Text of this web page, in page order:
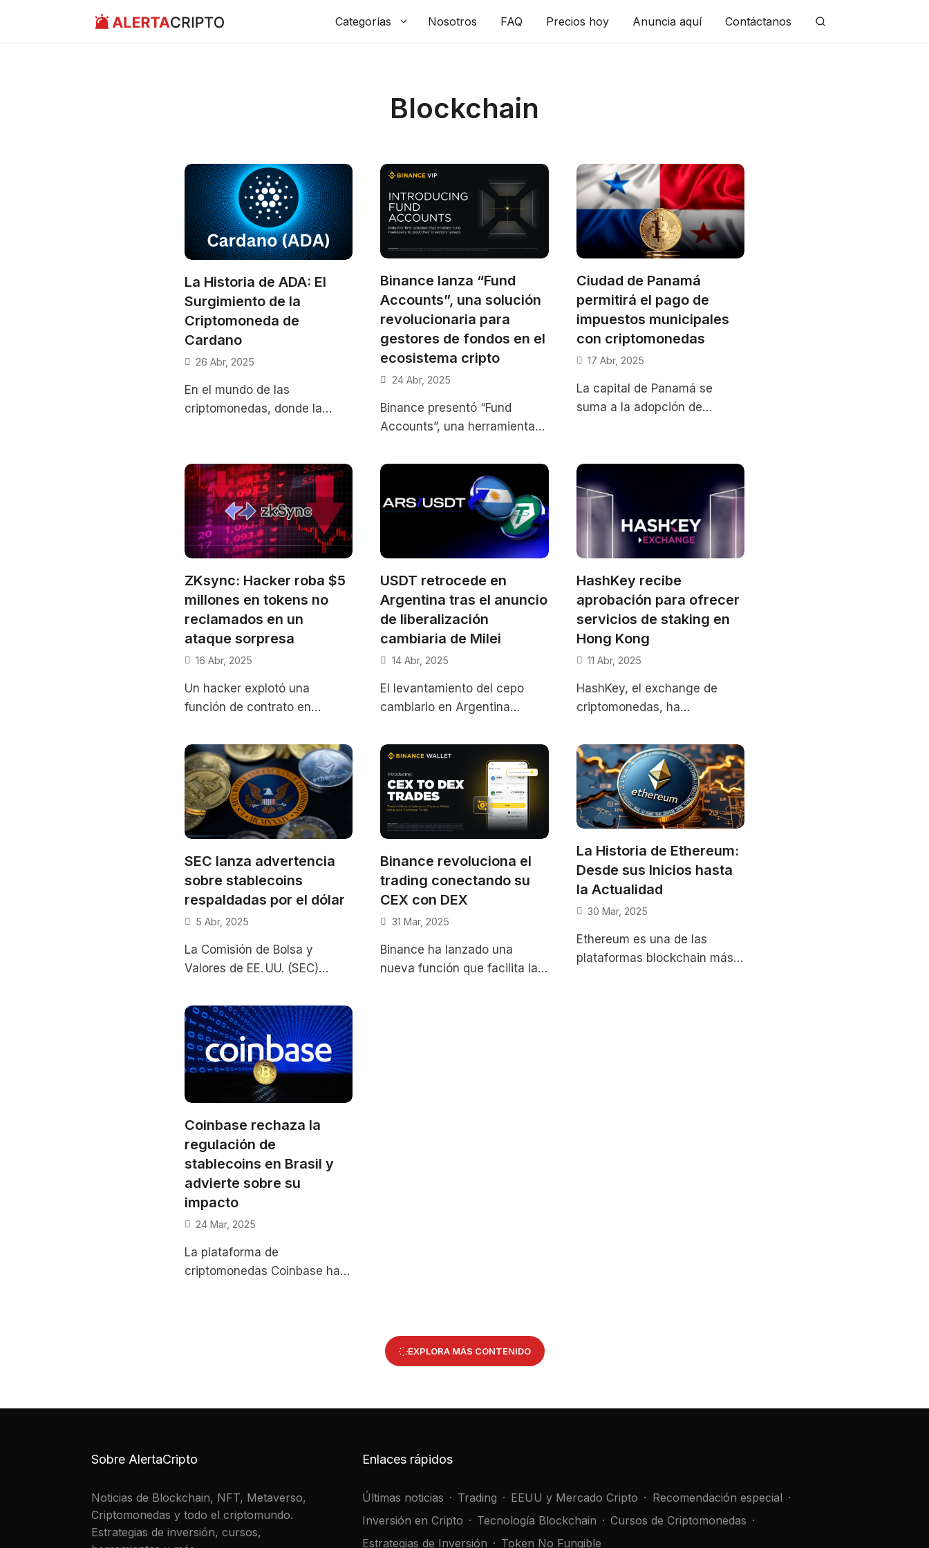
contenido
Categorías Nosotros FAQ Precios hoy Anuncia aquí Contáctanos
Blockchain
La Historia de ADA: El
Surgimiento de la
Criptomoneda de
Cardano
26 Abr, 2025
En el mundo de las
criptomonedas, donde la
Cardano y su
Binance lanza “Fund
Accounts”, una solución
revolucionaria para
gestores de fondos en el
ecosistema cripto
24 Abr, 2025
Binance presentó “Fund
Accounts”, una herramienta
gestores de fondos
consolidar activos de
inversores en cuentas
Ciudad de Panamá
permitirá el pago de
impuestos municipales
con criptomonedas
17 Abr, 2025
La capital de Panamá se
suma a la adopción de
impuestos y tasas
ZKsync: Hacker roba $5
millones en tokens no
reclamados en un
ataque sorpresa
16 Abr, 2025
Un hacker explotó una
función de contrato en
millones de tokens ZK,
provocando pérdidas
millonarias y
USDT retrocede en
Argentina tras el anuncio
de liberalización
cambiaria de Milei
14 Abr, 2025
El levantamiento del cepo
cambiario en Argentina
en la cotización del USDT,
reflejando la expectativa de
HashKey recibe
aprobación para ofrecer
servicios de staking en
Hong Kong
11 Abr, 2025
HashKey, el exchange de
criptomonedas, ha
oficial en Hong Kong para
ofrecer servicios de staking.
Este movimiento podría
SEC lanza advertencia
sobre stablecoins
respaldadas por el dólar
5 Abr, 2025
La Comisión de Bolsa y
Valores de EE. UU. (SEC)
oficial advirtiendo a emisores
y participantes del mercado
Binance revoluciona el
trading conectando su
CEX con DEX
31 Mar, 2025
Binance ha lanzado una
nueva función que facilita la
La Historia de Ethereum:
Desde sus Inicios hasta
la Actualidad
30 Mar, 2025
Ethereum es una de las
plataformas blockchain más
Coinbase rechaza la
regulación de
stablecoins en Brasil y
advierte sobre su
impacto
24 Mar, 2025
La plataforma de
criptomonedas Coinbase ha
EXPLORA MÁS CONTENIDO
Sobre AlertaCripto
Noticias de Blockchain, NFT, Metaverso,
Criptomonedas y todo el criptomundo.
Estrategias de inversión, cursos,
Enlaces rápidos
Últimas noticias Trading EEUU y Mercado Cripto
Recomendación especial
Inversión en Cripto
Tecnología Blockchain
Cursos de Criptomonedas
Estrategias de Inversión
Token No Fungible